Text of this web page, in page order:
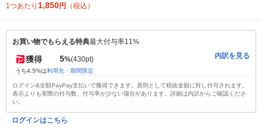
1つあたり 1,850円 （税込）
お買い物でもらえる特典最大付与率11%
獲得 5%(430pt)
うち4.5%は利用先・期間限定
内訳を見る
ログイン&全額PayPay支払いで獲得できます。原則として税抜金額に対し付与されます。
表示よりも実際の付与数、付与率が少ない場合があります。詳細は内訳からご確認くださ
い。
ログインはこちら